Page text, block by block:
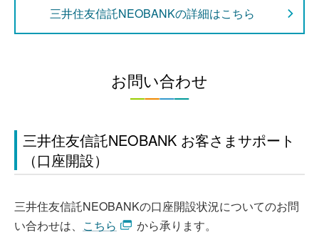
三井住友信託NEOBANKの詳細はこちら
お問い合わせ
三井住友信託NEOBANK お客さまサポート
（口座開設）
三井住友信託NEOBANKの口座開設状況についてのお問
い合わせは、 こちら から承ります。